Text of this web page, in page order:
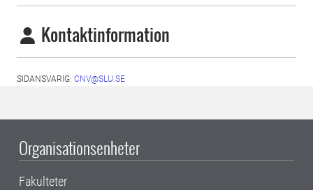
Kontaktinformation
SIDANSVARIG: CNV@SLU.SE
Organisationsenheter
Fakulteter